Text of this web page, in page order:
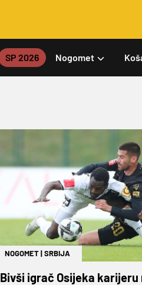
SP 2026 Nogomet
NOGOMET|SRBIJA
Bivši igrač Osijeka karijeru